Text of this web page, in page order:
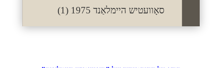
סאָוועטיש היימלאַנד 1975 (1)